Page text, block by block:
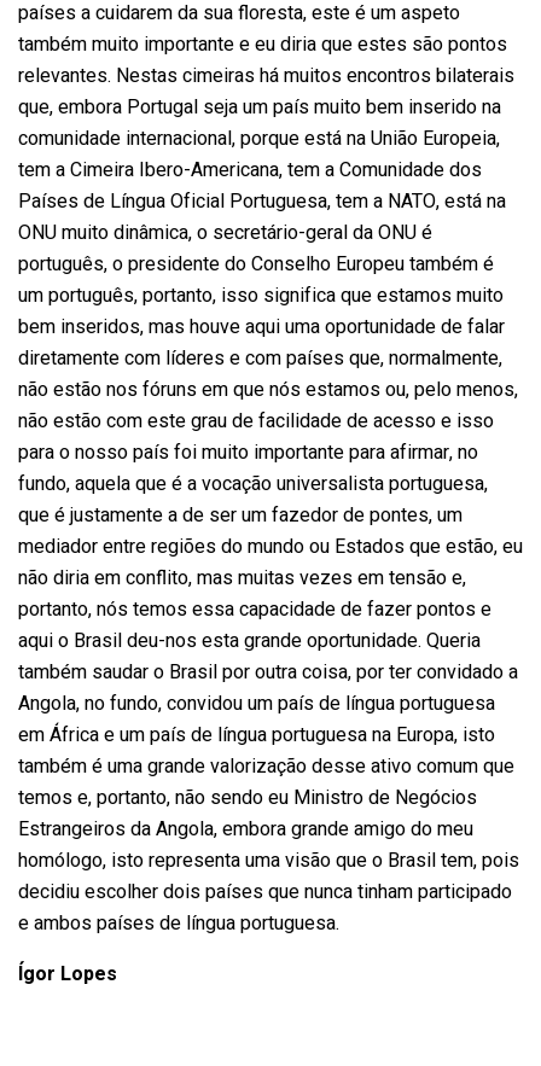
países a cuidarem da sua floresta, este é um aspeto
também muito importante e eu diria que estes são pontos
relevantes. Nestas cimeiras há muitos encontros bilaterais
que, embora Portugal seja um país muito bem inserido na
comunidade internacional, porque está na União Europeia,
tem a Cimeira Ibero-Americana, tem a Comunidade dos
Países de Língua Oficial Portuguesa, tem a NATO, está na
ONU muito dinâmica, o secretário-geral da ONU é
português, o presidente do Conselho Europeu também é
um português, portanto, isso significa que estamos muito
bem inseridos, mas houve aqui uma oportunidade de falar
diretamente com líderes e com países que, normalmente,
não estão nos fóruns em que nós estamos ou, pelo menos,
não estão com este grau de facilidade de acesso e isso
para o nosso país foi muito importante para afirmar, no
fundo, aquela que é a vocação universalista portuguesa,
que é justamente a de ser um fazedor de pontes, um
mediador entre regiões do mundo ou Estados que estão, eu
não diria em conflito, mas muitas vezes em tensão e,
portanto, nós temos essa capacidade de fazer pontos e
aqui o Brasil deu-nos esta grande oportunidade. Queria
também saudar o Brasil por outra coisa, por ter convidado a
Angola, no fundo, convidou um país de língua portuguesa
em África e um país de língua portuguesa na Europa, isto
também é uma grande valorização desse ativo comum que
temos e, portanto, não sendo eu Ministro de Negócios
Estrangeiros da Angola, embora grande amigo do meu
homólogo, isto representa uma visão que o Brasil tem, pois
decidiu escolher dois países que nunca tinham participado
e ambos países de língua portuguesa.
Ígor Lopes